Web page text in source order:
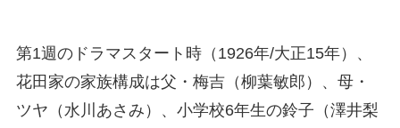
第1週のドラマスタート時（1926年/大正15年）、
花田家の家族構成は父・梅吉（柳葉敏郎）、母・
ツヤ（水川あさみ）、小学校6年生の鈴子（澤井梨